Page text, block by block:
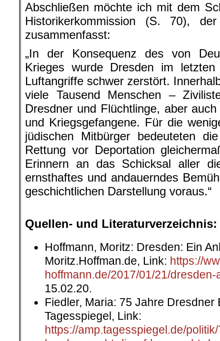
Abschließen möchte ich mit dem
Historikerkommission (S. 70),
zusammenfasst:
„In der Konsequenz des von
Krieges wurde Dresden im
Luftangriffe schwer zerstört.
viele Tausend Menschen –
Dresdner und Flüchtlinge, aber
und Kriegsgefangene. Für die
jüdischen Mitbürger bedeuteten
Rettung vor Deportation
Erinnern an das Schicksal aller
ernsthaftes und andauerndes
geschichtlichen Darstellung voraus.“
Quellen- und Literaturverzeichnis:
Hoffmann, Moritz: Dresden: Ein
Moritz.Hoffman.de, Link: https://
hoffmann.de/2017/01/21/dresden-
15.02.20.
Fiedler, Maria: 75 Jahre Dresdner
Tagesspiegel, Link:
https://amp.tagesspiegel.de/